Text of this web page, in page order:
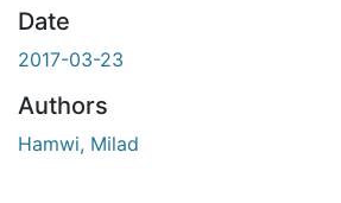
Date
2017-03-23
Authors
Hamwi, Milad